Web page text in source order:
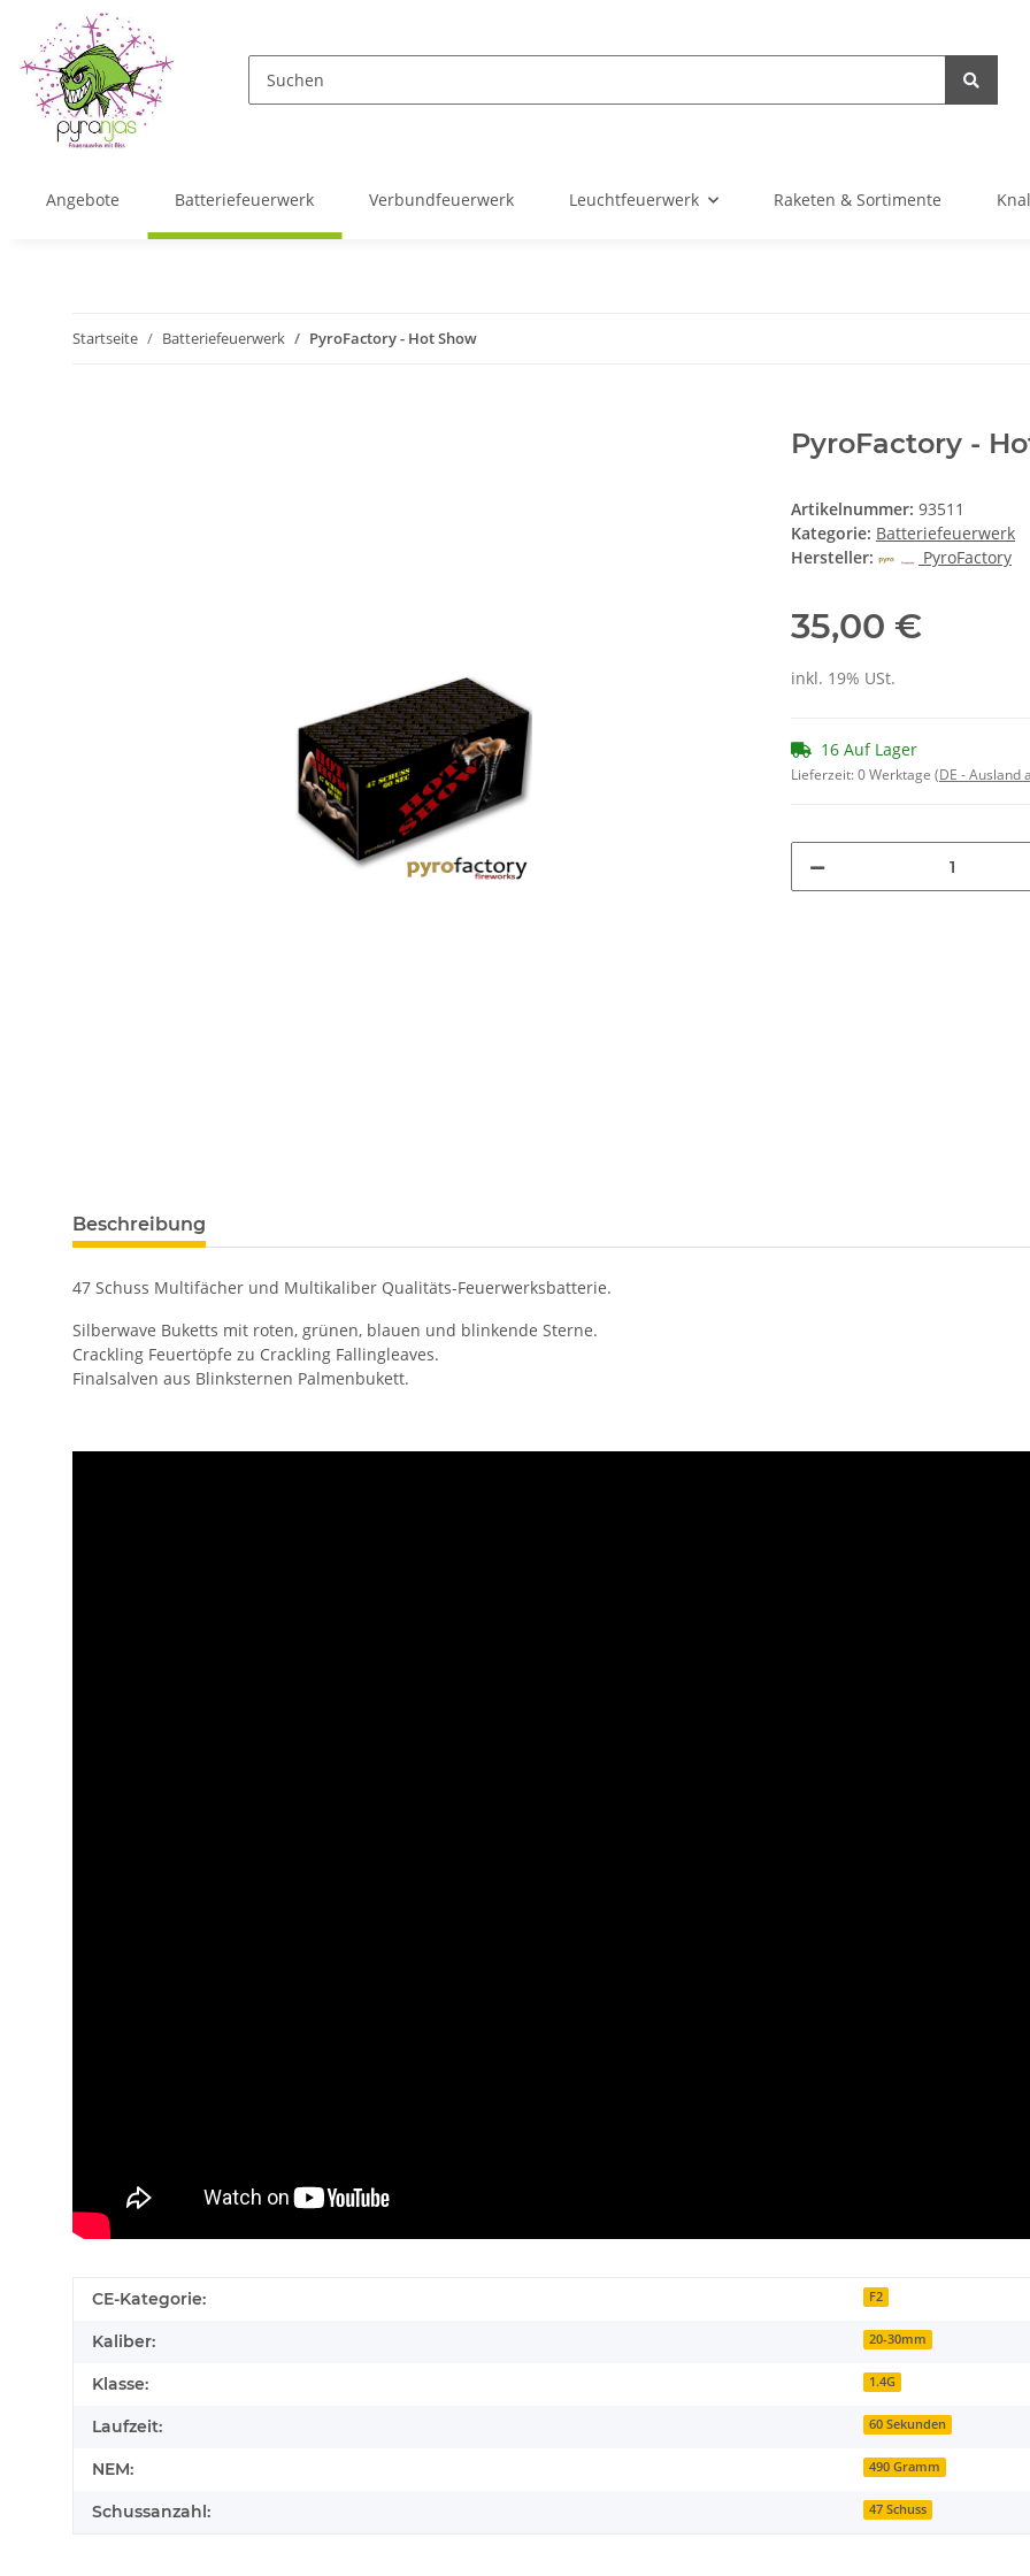
Angebote Batteriefeuerwerk Verbundfeuerwerk Leuchtfeuerwerk Raketen & Sortimente
Startseite Batteriefeuerwerk PyroFactory - Hot Show
PyroFactory -
Artikelnummer: 93511
Kategorie: Batteriefeuerwerk
Hersteller:
PyroFactory
35,00 €
inkl. 19% USt.
16 Auf Lager
Lieferzeit:0 Werktage (DE - Ausland
Beschreibung
47 Schuss Multifächer und Multikaliber Qualitäts-Feuerwerksbatterie.
Silberwave Buketts mit roten, grünen, blauen und blinkende Sterne.
Crackling Feuertöpfe zu Crackling Fallingleaves.
Finalsalven aus Blinksternen Palmenbukett.
CE-Kategorie: F2
Kaliber: 20-30mm
Klasse: 1.4G
Laufzeit: 60 Sekunden
NEM: 490 Gramm
Schussanzahl: 47 Schuss